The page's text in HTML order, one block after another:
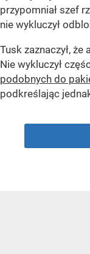
przypomniał szef
nie wykluczył
Tusk zaznaczył,
Nie wykluczył
podobnych do
podkreślając